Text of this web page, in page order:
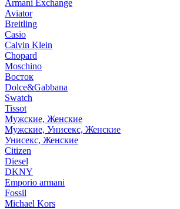
Armani Exchange
Aviator
Breitling
Casio
Calvin Klein
Chopard
Moschino
Восток
Dolce&Gabbana
Swatch
Tissot
Мужские, Женские
Мужские, Унисекс, Женские
Унисекс, Женские
Citizen
Diesel
DKNY
Emporio armani
Fossil
Michael Kors